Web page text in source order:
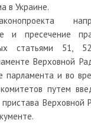
в Украине.
и пресечение
статьями 51,
Верховной
парламента и во
путем
пристава Верховной